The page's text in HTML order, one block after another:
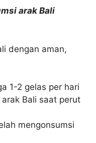
arak Bali
dengan aman,
1-2 gelas per hari
Bali saat perut
mengonsumsi